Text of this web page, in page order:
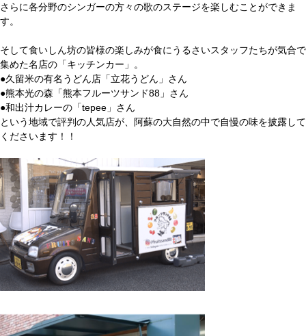
さらに各分野のシンガーの方々の歌のステージを楽しむことができま
す。
そして食いしん坊の皆様の楽しみが食にうるさいスタッフたちが気合で
集めた名店の「キッチンカー」。
●久留米の有名うどん店「立花うどん」さん
●熊本光の森「熊本フルーツサンド88」さん
●和出汁カレーの「tepee」さん
という地域で評判の人気店が、阿蘇の大自然の中で自慢の味を披露して
くださいます！！